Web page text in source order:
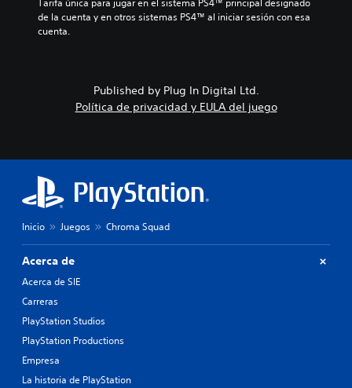
Tarifa única para jugar en el sistema PS4™ principal designado
de la cuenta y en otros sistemas PS4™ al iniciar sesión con esa
cuenta.
Published by Plug In Digital Ltd.
Política de privacidad y EULA del juego
Inicio Juegos Chroma Squad
Acerca de
Acerca de SIE
Carreras
PlayStation Studios
PlayStation Productions
Empresa
La historia de PlayStation